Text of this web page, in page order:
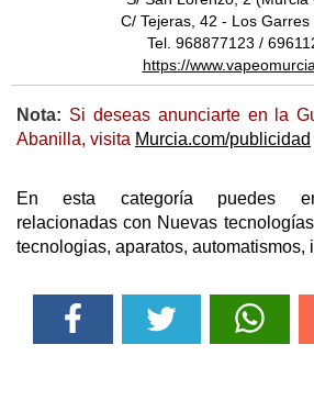
C/ Tejeras, 42 - Los Garres
Tel. 968877123 /
https://
Nota: Si deseas anunciarte en la
Abanilla, visita Murcia.com/publicidad
En esta categoría puedes
relacionadas con Nuevas
tecnologias, aparatos, automatismos,